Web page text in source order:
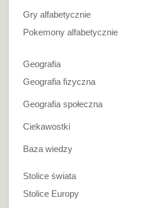
Gry alfabetycznie
Pokemony alfabetycznie
Geografia
Geografia fizyczna
Geografia społeczna
Ciekawostki
Baza wiedzy
Stolice świata
Stolice Europy